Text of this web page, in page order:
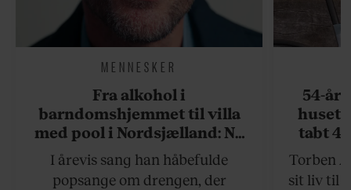
MENNESKER
Fra alkohol i
barndomshjemmet til villa
med pool i Nordsjælland: Nu
skal du høre sandheden om
Rasmus Seebach
I årevis sang han håbefulde
popsange om drengen, der
54-
huset
tabt
Torben
sit liv til